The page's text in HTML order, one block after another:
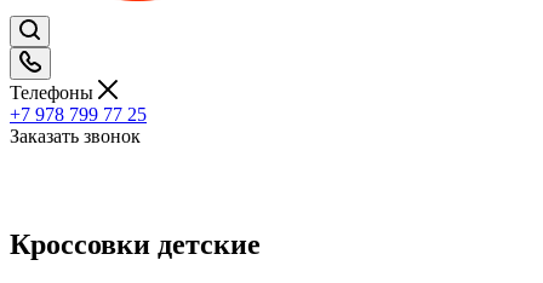
Телефоны
+7 978 799 77 25
Заказать звонок
Кроссовки детские